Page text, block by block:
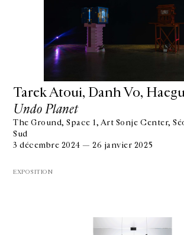
Tarek Atoui, Danh Vo,
Undo Planet
The Ground, Space 1, Art Sonje Center,
Sud
3 décembre 2024 — 26 janvier 2025
EXPOSITION